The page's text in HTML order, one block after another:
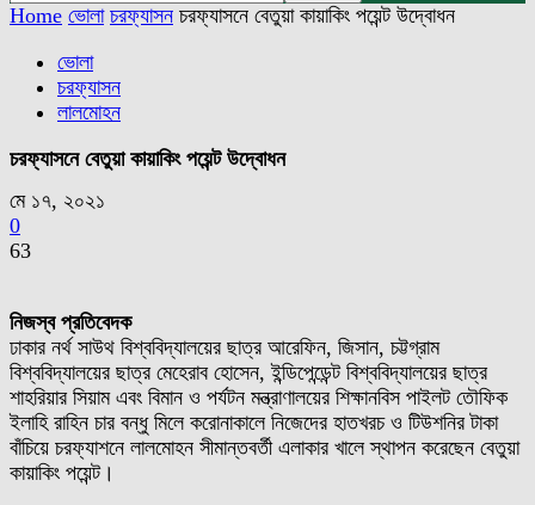
Home ভোলা চরফ্যাসন চরফ্যাসনে বেতুয়া কায়াকিং পয়েন্ট উদ্বোধন
ভোলা
চরফ্যাসন
লালমোহন
চরফ্যাসনে বেতুয়া কায়াকিং পয়েন্ট উদ্বোধন
মে ১৭, ২০২১
0
63
নিজস্ব প্রতিবেদক
ঢাকার নর্থ সাউথ বিশ্ববিদ্যালয়ের ছাত্র আরেফিন, জিসান, চট্টগ্রাম
বিশ্ববিদ্যালয়ের ছাত্র মেহেরাব হোসেন, ইন্ডিপেন্ডেন্ট বিশ্ববিদ্যালয়ের ছাত্র
শাহরিয়ার সিয়াম এবং বিমান ও পর্যটন মন্ত্রাণালয়ের শিক্ষানবিস পাইলট তৌফিক
ইলাহি রাহিন চার বন্ধু মিলে করোনাকালে নিজেদের হাতখরচ ও টিউশনির টাকা
বাঁচিয়ে চরফ্যাশনে লালমোহন সীমান্তবর্তী এলাকার খালে স্থাপন করেছেন বেতুয়া
কায়াকিং পয়েন্ট।